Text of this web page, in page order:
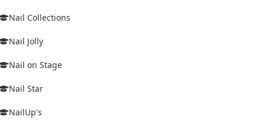
Nail Collections
Nail Jolly
Nail on Stage
Nail Star
NailUp's